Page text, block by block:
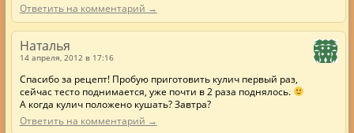
Ответить на комментарий →
Наталья
14 апреля, 2012 в 17:16
Спасибо за рецепт! Пробую приготовить кулич первый раз,
сейчас тесто поднимается, уже почти в 2 раза поднялось.
А когда кулич положено кушать? Завтра?
Ответить на комментарий →